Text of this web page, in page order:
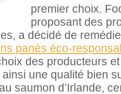
premier choix.
proposant des
a décidé de
panés éco-
des producteurs
une qualité bien
saumon d’Irlande,